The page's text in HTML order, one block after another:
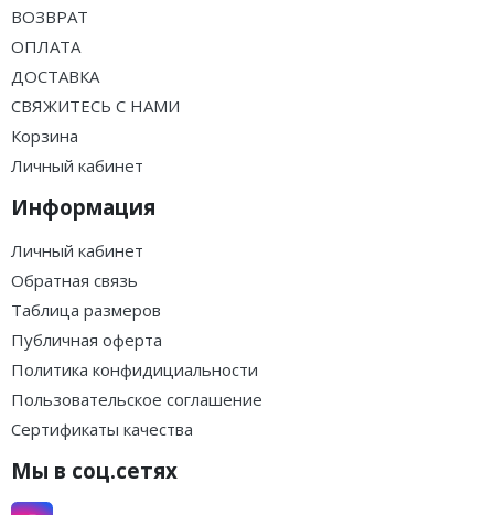
ВОЗВРАТ
ОПЛАТА
ДОСТАВКА
СВЯЖИТЕСЬ С НАМИ
Корзина
Личный кабинет
Информация
Личный кабинет
Обратная связь
Таблица размеров
Публичная оферта
Политика конфидициальности
Пользовательское соглашение
Сертификаты качества
Мы в соц.сетях